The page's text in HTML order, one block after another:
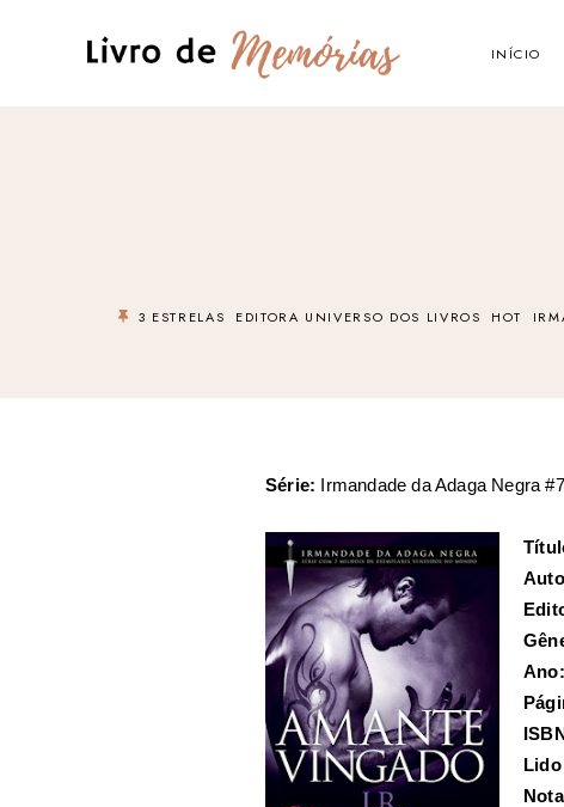
INÍCIO
3 ESTRELAS EDITORA UNIVERSO DOS LIVROS HOT
Série: Irmandade da Adaga Negra #7
Ano:
Lido